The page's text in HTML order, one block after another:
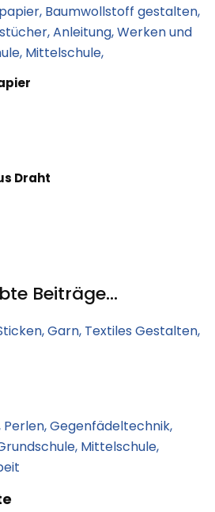
Draht
Beiträge...